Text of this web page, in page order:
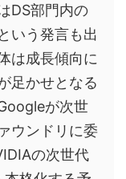
DS部門内の
いう発言も出
は成長傾向に
足かせとなる
が次世
ウンドリに委
の次世代